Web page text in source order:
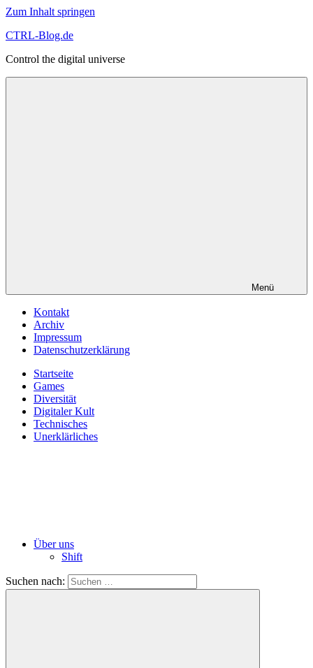
Zum Inhalt springen
CTRL-Blog.de
Control the digital universe
Menü
Kontakt
Archiv
Impressum
Datenschutzerklärung
Startseite
Games
Diversität
Digitaler Kult
Technisches
Unerklärliches
Über uns
Shift
Suchen nach: